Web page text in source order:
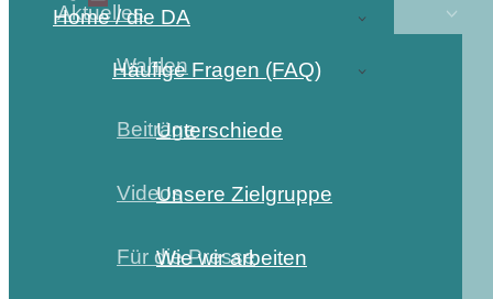
Aktuelles
Wahlen
Beiträge
Videos
Für die Presse
Home / die DA
Häufige Fragen (FAQ)
Unterschiede
Unsere Zielgruppe
Wie wir arbeiten